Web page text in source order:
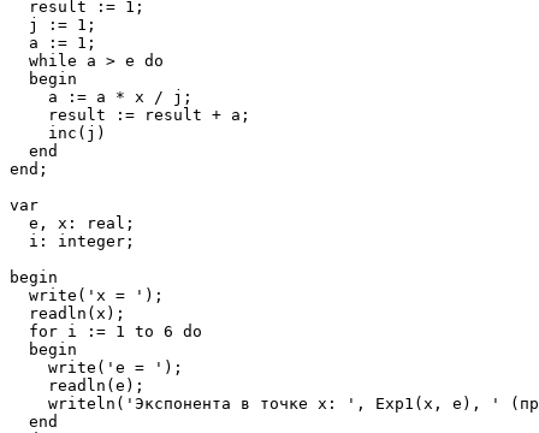
  result := 1;
  j := 1;
  a := 1;
  while a > e do
  begin
    a := a * x / j;
    result := result + a;
    inc(j)
  end
end;
var
  e, x: real;
  i: integer;
begin
  write('x = ');
  readln(x);
  for i := 1 to 6 do
  begin
    write('e = ');
    readln(e);
writeln('Экспонента в точке х: ', Exp1(x, e), '
  end